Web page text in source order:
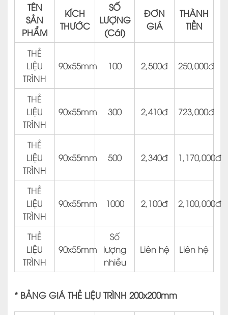
TÊN
SẢN
PHẨM
KÍCH
THƯỚC
SỐ
LƯỢNG
(Cái)
ĐƠN
GIÁ
THÀNH
TIỀN
THẺ
LIỆU
TRÌNH
90x55mm 100 2,500đ 250,000đ
THẺ
LIỆU
TRÌNH
90x55mm 300 2,410đ 723,000đ
THẺ
LIỆU
TRÌNH
90x55mm 500 2,340đ 1,170,000đ
THẺ
LIỆU
TRÌNH
90x55mm 1000 2,100đ 2,100,000đ
THẺ
LIỆU
TRÌNH
90x55mm
Số
lượng
nhiều
Liên hệ Liên hệ
* BẢNG GIÁ THẺ LIỆU TRÌNH 200x200mm